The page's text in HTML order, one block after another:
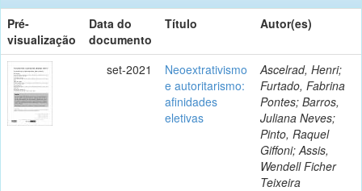
Pré-
visualização
Data do
documento
Título Autor(es)
set-2021
Neoextrativismo
e autoritarismo:
afinidades
eletivas
Ascelrad, Henri;
Furtado, Fabrina
Pontes; Barros,
Juliana Neves;
Pinto, Raquel
Giffoni; Assis,
Wendell Ficher
Teixeira